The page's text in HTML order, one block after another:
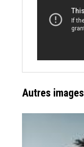
Autres images